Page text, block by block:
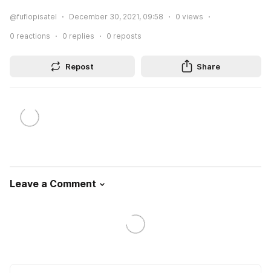
@fuflopisatel December 30, 2021, 09:58 0 views
0 reactions 0 replies 0 reposts
Repost Share
Leave a Comment